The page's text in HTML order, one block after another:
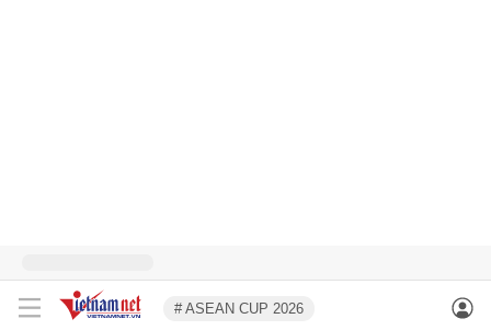
# ASEAN CUP 2026